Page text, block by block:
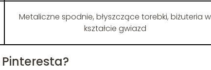
Metaliczne spodnie, błyszczące torebki, biżuteria w
kształcie gwiazd